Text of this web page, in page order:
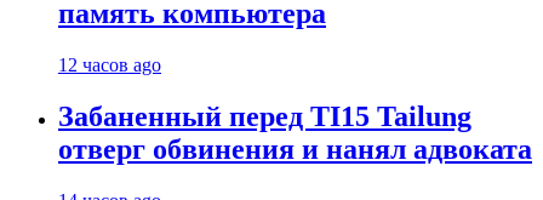
память компьютера
12 часов ago
Забаненный перед TI15 Tailung
отверг обвинения и нанял адвоката